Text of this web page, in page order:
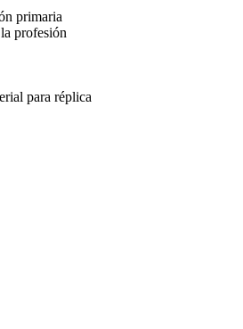
primaria
profesión
para réplica